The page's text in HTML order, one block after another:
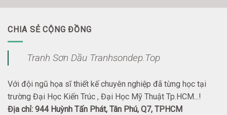
CHIA SẺ CỘNG ĐỒNG
Tranh Sơn Dầu Tranhsondep.Top
Với đội ngũ họa sĩ thiết kế chuyên nghiệp đã từng học tại
trường Đại Học Kiến Trúc , Đại Học Mỹ Thuật Tp.HCM...!
Địa chỉ: 944 Huỳnh Tấn Phát, Tân Phú, Q7, TPHCM